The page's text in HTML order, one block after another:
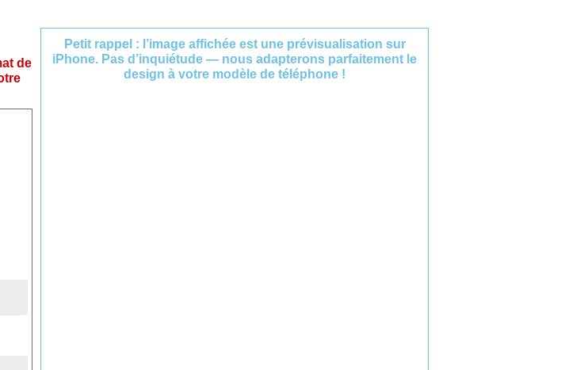
de
Petit rappel : l’image affichée est une prévisualisation sur
iPhone. Pas d’inquiétude — nous adapterons parfaitement le
design à votre modèle de téléphone !